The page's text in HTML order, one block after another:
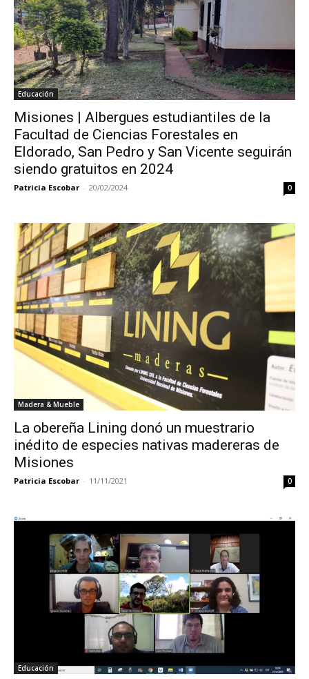
Educación
Misiones | Albergues estudiantiles de la
Facultad de Ciencias Forestales en
Eldorado, San Pedro y San Vicente seguirán
siendo gratuitos en 2024
Patricia Escobar - 20/02/2024 0
Madera & Mueble
La obereña Lining donó un muestrario
inédito de especies nativas madereras de
Misiones
Patricia Escobar - 11/11/2021 0
Educación